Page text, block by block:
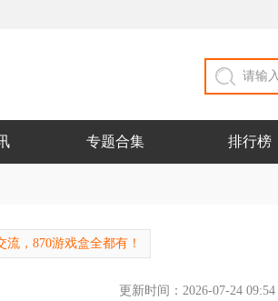
专题合集 排行榜
，870游戏盒全都有！
更新时间：2026-07-24 09:54